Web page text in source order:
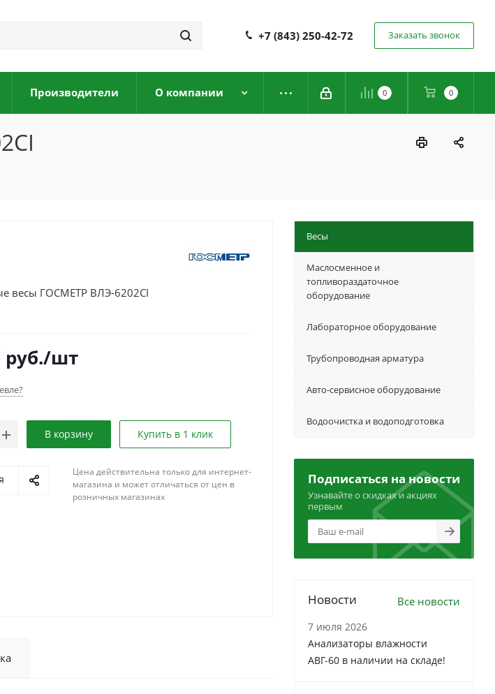
+7 (843) 250-42-72 Заказать звонок
0 0
Производители О компании
весы ГОСМЕТР ВЛЭ-6202СI
руб./шт
В корзину Купить в 1 клик
Цена действительна только для интернет-
магазина и может отличаться от цен в
розничных магазинах
Весы
Маслосменное и
топливораздаточное
оборудование
Лабораторное оборудование
Трубопроводная арматура
Авто-сервисное оборудование
Водоочистка и водоподготовка
Подписаться на новости
Узнавайте о скидках и акциях
первым
Новости Все новости
7 июля 2026
Анализаторы влажности
АВГ-60 в наличии на складе!